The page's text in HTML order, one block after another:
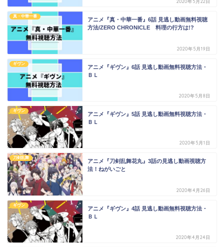
2020年5月22日
真・中華一番
アニメ『真・中華一番』6話 見逃し動画無料視聴
方法/ZERO CHRONICLE 料理の行方は!?
2020年5月19日
ギヴン
アニメ『ギヴン』6話 見逃し動画無料視聴方法・
ＢＬ
2020年5月8日
ギヴン
アニメ『ギヴン』5話 見逃し動画無料視聴方法・
ＢＬ
2020年5月1日
刀剣乱舞
アニメ『刀剣乱舞花丸』3話の見逃し動画視聴方
法！ねがいごと
2020年4月26日
ギヴン
アニメ『ギヴン』4話 見逃し動画無料視聴方法・
ＢＬ
2020年4月24日